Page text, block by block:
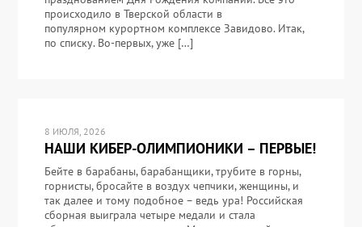
происходило в Тверской области в
популярном курортном комплексе Завидово. Итак,
по списку. Во-первых, уже […]
8 ИЮЛЯ, 2026
НАШИ КИБЕР-ОЛИМПИОНИКИ – ПЕРВЫЕ!
Бейте в барабаны, барабанщики, трубите в горны,
горнисты, бросайте в воздух чепчики, женщины, и
так далее и тому подобное – ведь ура! Российская
сборная выиграла четыре медали и стала